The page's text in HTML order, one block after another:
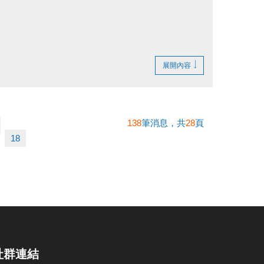
展開內容
18
138筆消息，共28頁
群連結